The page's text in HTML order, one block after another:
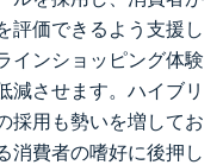
評価できるよう支援し
インショッピング体験
減させます。ハイブリ
採用も勢いを増してお
消費者の嗜好に後押し